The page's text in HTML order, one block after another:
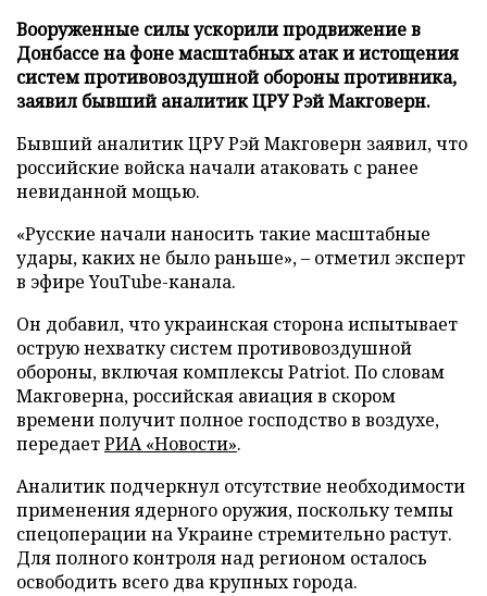
Вооруженные силы ускорили продвижение в
Донбассе на фоне масштабных атак и истощения
систем противовоздушной обороны противника,
заявил бывший аналитик ЦРУ Рэй Макговерн.
Бывший аналитик ЦРУ Рэй Макговерн заявил, что
российские войска начали атаковать с ранее
невиданной мощью.
«Русские начали наносить такие масштабные
удары, каких не было раньше», – отметил эксперт
в эфире YouTube-канала.
Он добавил, что украинская сторона испытывает
острую нехватку систем противовоздушной
обороны, включая комплексы Patriot. По словам
Макговерна, российская авиация в скором
времени получит полное господство в воздухе,
передаетРИА «Новости».
Аналитик подчеркнул отсутствие необходимости
применения ядерного оружия, поскольку темпы
спецоперации на Украине стремительно растут.
Для полного контроля над регионом осталось
освободить всего два крупных города.